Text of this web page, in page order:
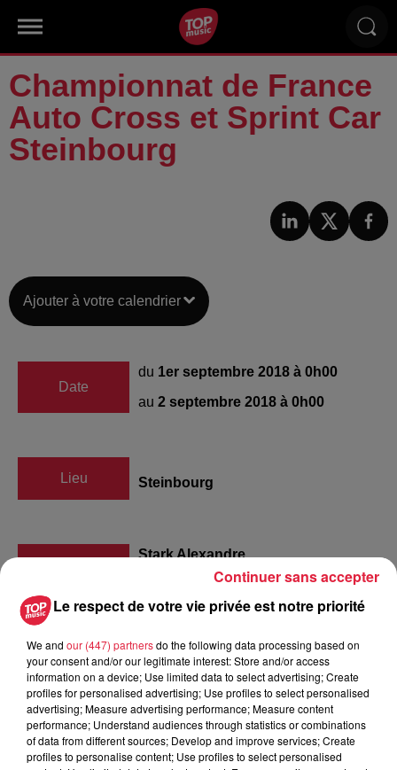
Championnat de France
Auto Cross et Sprint Car
Steinbourg
Ajouter à votre calendrier
Date
du 1er septembre 2018 à 0h00
au 2 septembre 2018 à 0h00
Lieu Steinbourg
Stark Alexandre
0632133015
alex@grosoeuvre-stark.com
Tarif Gratuit
Course automobile sur circuit terre, 200 pilotes du
Le respect de votre vie privée est notre priorité
We and our (447) partnersdo the following data processing based on
your consent and/or our legitimate interest: Store and/or access
information on a device; Use limited data to select advertising; Create
profiles for personalised advertising; Use profiles to select personalised
advertising; Measure advertising performance; Measure content
performance; Understand audiences through statistics or combinations
of data from different sources; Develop and improve services; Create
profiles to personalise content; Use profiles to select personalised
Continuer sans accepter